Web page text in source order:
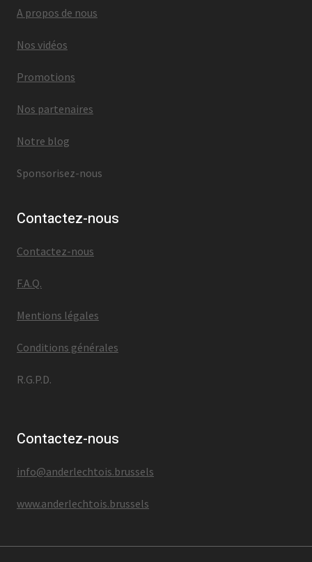
A propos de nous
Nos vidéos
Promotions
Nos partenaires
Notre blog
Sponsorisez-nous
Contactez-nous
Contactez-nous
F.A.Q.
Mentions légales
Conditions générales
R.G.P.D.
Contactez-nous
info@anderlechtois.brussels
www.anderlechtois.brussels